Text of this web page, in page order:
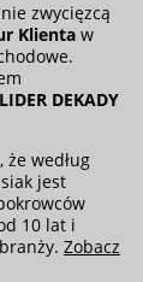
zwycięzcą
Klienta w
LIDER DEKADY
według
jest
10 lat i
Zobacz